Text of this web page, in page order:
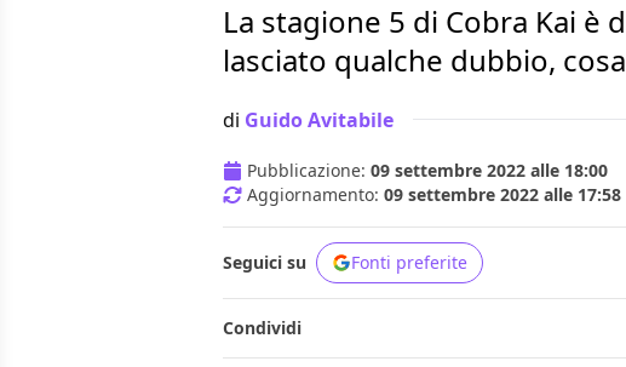
La stagione 5 di Cobra Kai
lasciato qualche dubbio,
di Guido Avitabile
Pubblicazione: 09 settembre 2022 alle 18:00
Aggiornamento: 09 settembre 2022 alle 17:58
Seguici su Fonti preferite
Condividi